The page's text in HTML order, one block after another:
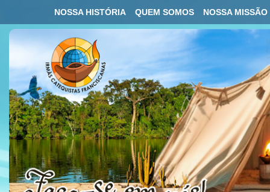
NOSSA HISTÓRIA QUEM SOMOS NOSSA MISSÃO